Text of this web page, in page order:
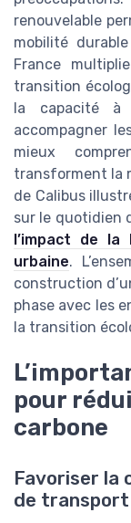
renouvelable
mobilité
France
transition
la capacité à
accompagner
mieux
transforment la
de Calibus
sur le quotidien
l’impact de
urbaine.
construction
phase avec les
la transition
pour
carbone
Favoriser la
de transport